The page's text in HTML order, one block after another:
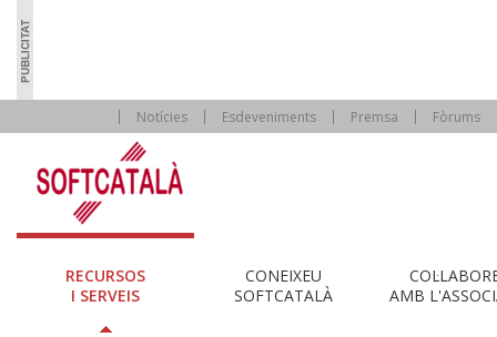
Notícies Esdeveniments Premsa Fòrums
RECURSOS
I SERVEIS
CONEIXEU
SOFTCATALÀ
AMB